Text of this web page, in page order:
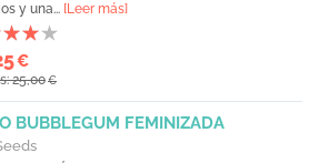
y una... [Leer más]
€
25,00€
BUBBLEGUM FEMINIZADA